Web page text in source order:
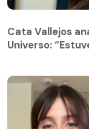
Cata Vallejos
Universo: